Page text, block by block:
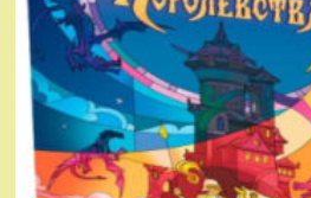
Hobby
World
Чешуя
себе
Хит